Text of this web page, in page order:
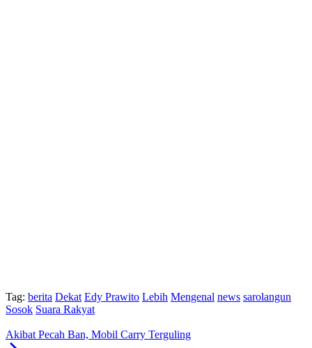
Tag: berita Dekat Edy Prawito Lebih Mengenal news sarolangun
Sosok Suara Rakyat
Akibat Pecah Ban, Mobil Carry Terguling